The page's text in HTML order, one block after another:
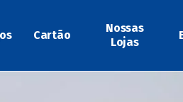
Cartão
Nossas
Lojas